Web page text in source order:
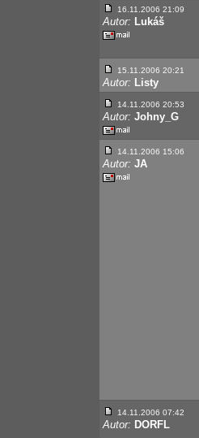
16.11.2006 21:09
Autor: Lukáš
15.11.2006 20:21
Autor: Listy
14.11.2006 20:53
Autor: Johny_G
14.11.2006 15:06
Autor: JA
14.11.2006 07:42
Autor: DORFL